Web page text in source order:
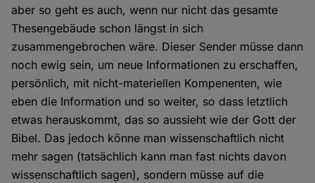
aber so geht es auch, wenn nur nicht das gesamte
Thesengebäude schon längst in sich
zusammengebrochen wäre. Dieser Sender müsse dann
noch ewig sein, um neue Informationen zu erschaffen,
persönlich, mit nicht-materiellen Kompenenten, wie
eben die Information und so weiter, so dass letztlich
etwas herauskommt, das so aussieht wie der Gott der
Bibel. Das jedoch könne man wissenschaftlich nicht
mehr sagen (tatsächlich kann man fast nichts davon
wissenschaftlich sagen), sondern müsse auf die